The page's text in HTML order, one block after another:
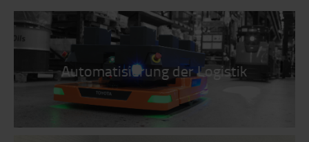
Automatisierung der Logistik